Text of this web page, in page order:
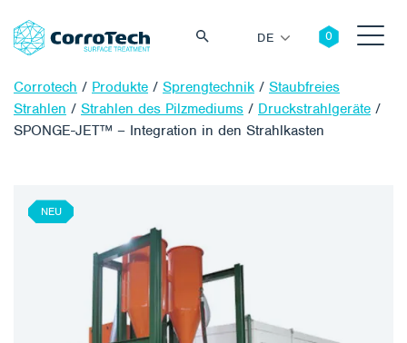
DE
Corrotech / Produkte / Sprengtechnik / Staubfreies
Strahlen / Strahlen des Pilzmediums / Druckstrahlgeräte /
SPONGE-JET™ – Integration in den Strahlkasten
NEU